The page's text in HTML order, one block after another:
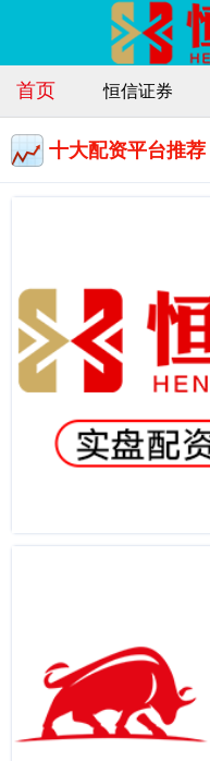
首页 恒信证券
十大配资平台推荐